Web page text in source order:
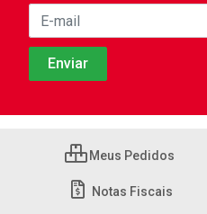
Meus Pedidos
Notas Fiscais